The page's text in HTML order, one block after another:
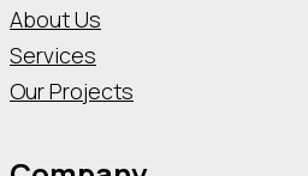
About Us
Services
Our Projects